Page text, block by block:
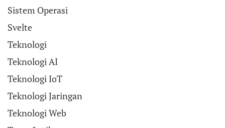
Sistem Operasi
Svelte
Teknologi
Teknologi AI
Teknologi IoT
Teknologi Jaringan
Teknologi Web